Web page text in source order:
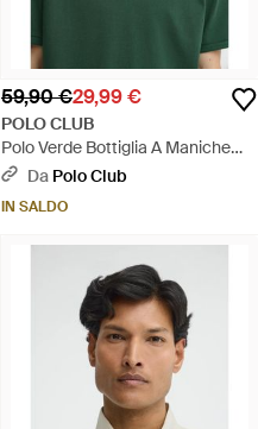
59,90 €29,99 €
POLO CLUB
Polo Verde Bottiglia A Maniche
Corte Con Logo Ricamato Rigby
Da Polo Club
IN SALDO